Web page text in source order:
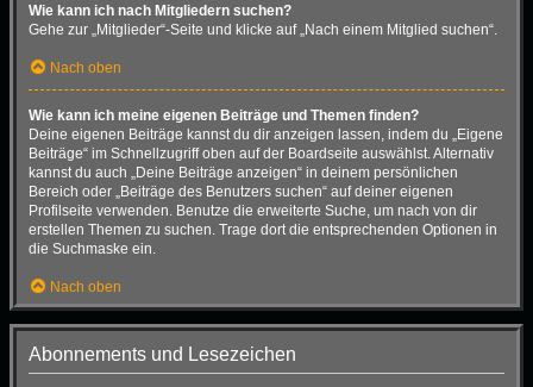
Wie kann ich nach Mitgliedern suchen?
Gehe zur „Mitglieder“-Seite und klicke auf „Nach einem Mitglied suchen“.
Nach oben
Wie kann ich meine eigenen Beiträge und Themen finden?
Deine eigenen Beiträge kannst du dir anzeigen lassen, indem du „Eigene
Beiträge“ im Schnellzugriff oben auf der Boardseite auswählst. Alternativ
kannst du auch „Deine Beiträge anzeigen“ in deinem persönlichen
Bereich oder „Beiträge des Benutzers suchen“ auf deiner eigenen
Profilseite verwenden. Benutze die erweiterte Suche, um nach von dir
erstellen Themen zu suchen. Trage dort die entsprechenden Optionen in
die Suchmaske ein.
Nach oben
Abonnements und Lesezeichen